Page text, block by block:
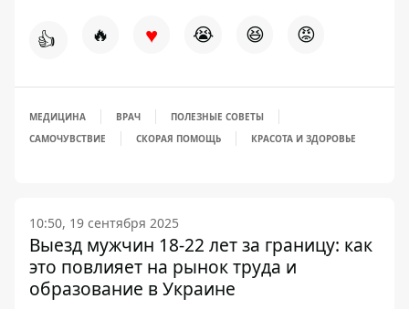
👍 🔥 ♥ 😭 😆 😡
МЕДИЦИНА ВРАЧ
ПОЛЕЗНЫЕ СОВЕТЫ
САМОЧУВСТВИЕ
СКОРАЯ ПОМОЩЬ КРАСОТА И ЗДОРОВЬЕ
10:50, 19 сентября 2025
Выезд мужчин 18-22 лет за границу: как
это повлияет на рынок труда и
образование в Украине